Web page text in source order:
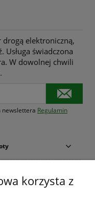
drogą elektroniczną,
świadczona
W dowolnej chwili
newslettera Regulamin
korzysta z